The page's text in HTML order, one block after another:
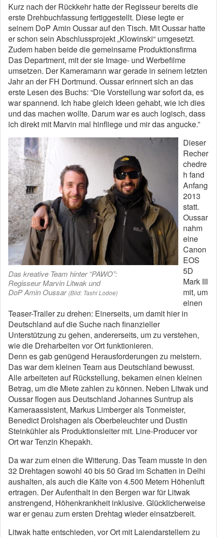
Kurz nach der Rückkehr hatte der Regisseur bereits die
erste Drehbuchfassung fertiggestellt. Diese legte er
seinem DoP Amin Oussar auf den Tisch. Mit Oussar hatte
er schon sein Abschlussprojekt „Klowinski“ umgesetzt.
Zudem haben beide die gemeinsame Produktionsfirma
Das Department, mit der sie Image- und Werbefilme
umsetzen. Der Kameramann war gerade in seinem letzten
Jahr an der FH Dortmund. Oussar erinnert sich an das
erste Lesen des Buchs: “Die Vorstellung war sofort da, es
war spannend. Ich habe gleich Ideen gehabt, wie ich dies
und das machen wollte. Darum war es auch logisch, dass
ich direkt mit Marvin mal hinfliege und mir das angucke.”
Das kreative Team hinter “PAWO”:
Regisseur Marvin Litwak und
DoP Amin Oussar (Bild: Tashi Lodoe)
Dieser
Recher
chedre
h fand
Anfang
2013
statt.
Oussar
nahm
eine
Canon
EOS
5D
Mark III
mit, um
einen
Teaser-Trailer zu drehen: Einerseits, um damit hier in
Deutschland auf die Suche nach finanzieller
Unterstützung zu gehen, andererseits, um zu verstehen,
wie die Dreharbeiten vor Ort funktionieren.
Denn es gab genügend Herausforderungen zu meistern.
Das war dem kleinen Team aus Deutschland bewusst.
Alle arbeiteten auf Rückstellung, bekamen einen kleinen
Betrag, um die Miete zahlen zu können. Neben Litwak und
Oussar flogen aus Deutschland Johannes Suntrup als
Kameraassistent, Markus Limberger als Tonmeister,
Benedict Drolshagen als Oberbeleuchter und Dustin
Steinkühler als Produktionsleiter mit. Line-Producer vor
Ort war Tenzin Khepakh.
Da war zum einen die Witterung. Das Team musste in den
32 Drehtagen sowohl 40 bis 50 Grad im Schatten in Delhi
aushalten, als auch die Kälte von 4.500 Metern Höhenluft
ertragen. Der Aufenthalt in den Bergen war für Litwak
anstrengend, Höhenkrankheit inklusive. Glücklicherweise
war er genau zum ersten Drehtag wieder einsatzbereit.
Litwak hatte entschieden, vor Ort mit Laiendarstellern zu